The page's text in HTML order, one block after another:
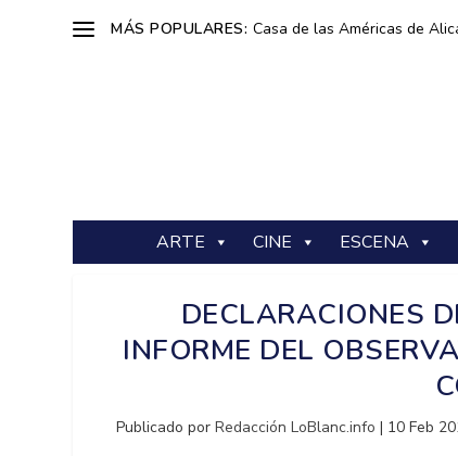
MÁS POPULARES: Casa de las Américas de
ARTE CINE ESCENA
DECLARACIONES
INFORME DEL
Publicado porRedacción LoBlanc.info | 10 Feb